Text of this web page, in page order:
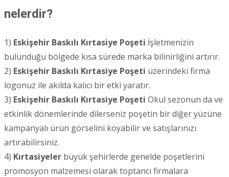
nelerdir?
1) Eskişehir Baskılı Kırtasiye Poşeti İşletmenizin
bulunduğu bölgede kısa sürede marka bilinirliğini artırır.
2) Eskişehir Baskılı Kırtasiye Poşeti üzerindeki firma
logonuz ile akılda kalıcı bir etki yaratır.
3) Eskişehir Baskılı Kırtasiye Poşeti Okul sezonun da ve
etkinlik dönemlerinde dilerseniz poşetin bir diğer yüzüne
kampanyalı ürün görselini koyabilir ve satışlarınızı
artırabilirsiniz.
4) Kırtasiyeler büyük şehirlerde genelde poşetlerini
promosyon malzemesi olarak toptancı firmalara